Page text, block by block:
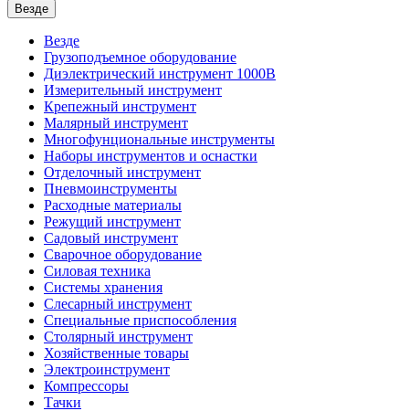
Везде
Везде
Грузоподъемное оборудование
Диэлектрический инструмент 1000В
Измерительный инструмент
Крепежный инструмент
Малярный инструмент
Многофунциональные инструменты
Наборы инструментов и оснастки
Отделочный инструмент
Пневмоинструменты
Расходные материалы
Режущий инструмент
Садовый инструмент
Сварочное оборудование
Силовая техника
Системы хранения
Слесарный инструмент
Специальные приспособления
Столярный инструмент
Хозяйственные товары
Электроинструмент
Компрессоры
Тачки